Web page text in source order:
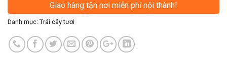
Giao hàng tận nơi miễn phí nội thành!
Danh mục: Trái cây tươi